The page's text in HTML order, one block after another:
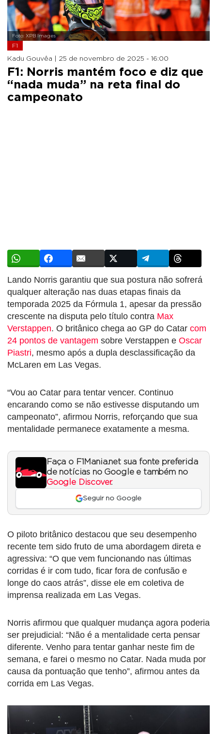
Foto: XPB Images
F1
Kadu Gouvêa | 25 de novembro de 2025 - 16:00
F1: Norris mantém foco e diz que
“nada muda” na reta final do
campeonato
Lando Norris garantiu que sua postura não sofrerá
qualquer alteração nas duas etapas finais da
temporada 2025 da Fórmula 1, apesar da pressão
crescente na disputa pelo título contra Max
Verstappen. O britânico chega ao GP do Catar com
24 pontos de vantagem sobre Verstappen e Oscar
Piastri, mesmo após a dupla desclassificação da
McLaren em Las Vegas.
“Vou ao Catar para tentar vencer. Continuo
encarando como se não estivesse disputando um
campeonato”, afirmou Norris, reforçando que sua
mentalidade permanece exatamente a mesma.
Faça o F1Mania.net sua fonte preferida
de notícias no Google e também no
Google Discover.
Seguir no Google
O piloto britânico destacou que seu desempenho
recente tem sido fruto de uma abordagem direta e
agressiva: “O que vem funcionando nas últimas
corridas é ir com tudo, ficar fora de confusão e
longe do caos atrás”, disse ele em coletiva de
imprensa realizada em Las Vegas.
Norris afirmou que qualquer mudança agora poderia
ser prejudicial: “Não é a mentalidade certa pensar
diferente. Venho para tentar ganhar neste fim de
semana, e farei o mesmo no Catar. Nada muda por
causa da pontuação que tenho”, afirmou antes da
corrida em Las Vegas.